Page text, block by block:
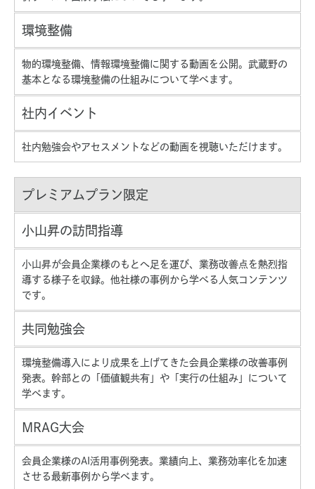
環境整備
物的環境整備、情報環境整備に関する動画を公開。武蔵野の
基本となる環境整備の仕組みについて学べます。
社内イベント
社内勉強会やアセスメントなどの動画を視聴いただけます。
プレミアムプラン限定
小山昇の訪問指導
小山昇が会員企業様のもとへ足を運び、業務改善点を熱烈指
導する様子を収録。他社様の事例から学べる人気コンテンツ
です。
共同勉強会
環境整備導入により成果を上げてきた会員企業様の改善事例
発表。幹部との「価値観共有」や「実行の仕組み」について
学べます。
MRAG大会
会員企業様のAI活用事例発表。業績向上、業務効率化を加速
させる最新事例から学べます。